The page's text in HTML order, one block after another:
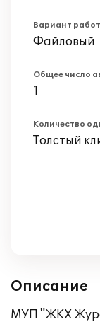
Вариант
Файловый
Общее число
1
Количество
Толстый
Описание
МУП "ЖКХ